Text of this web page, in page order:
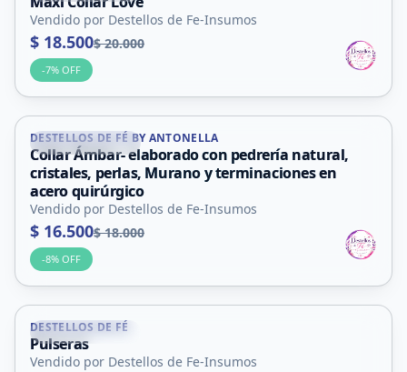
Vendido por Destellos de Fe-Insumos
$ 18.500$ 20.000
-7% OFF
Villa Mercedes
DESTELLOS DE FÉ BY ANTONELLA
Collar Ámbar- elaborado con pedrería natural,
cristales, perlas, Murano y terminaciones en
acero quirúrgico
Vendido por Destellos de Fe-Insumos
$ 16.500$ 18.000
-8% OFF
Villa Mercedes
DESTELLOS DE FÉ
Pulseras
Vendido por Destellos de Fe-Insumos